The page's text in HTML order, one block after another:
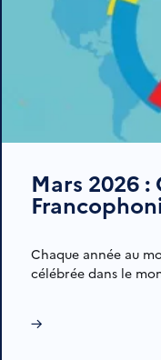
Mars 2026 :
Chaque année au
célébrée dans le
→